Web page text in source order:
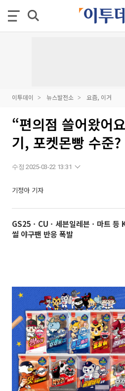
이투데이 뉴스발전소 요즘, 이거
“편의점 쓸어왔어
기, 포켓몬빵 수준
수정 2025-03-22 13:31
기정아 기자
GS25ㆍCUㆍ세븐일레븐ㆍ마트
씰 야구팬 반응 폭발